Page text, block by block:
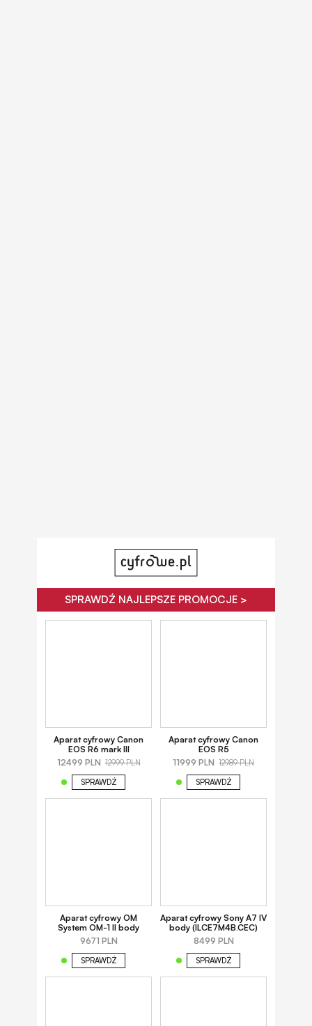
SPRAWDŹ NAJLEPSZE PROMOCJE >
Aparat cyfrowy Canon
EOS R6 mark III
12499 PLN 12999 PLN
SPRAWDŹ
Aparat cyfrowy Canon
EOS R5
11999 PLN 12989 PLN
SPRAWDŹ
Aparat cyfrowy OM
System OM-1 II body
9671 PLN
SPRAWDŹ
Aparat cyfrowy Sony A7 IV
body (ILCE7M4B.CEC)
8499 PLN
SPRAWDŹ